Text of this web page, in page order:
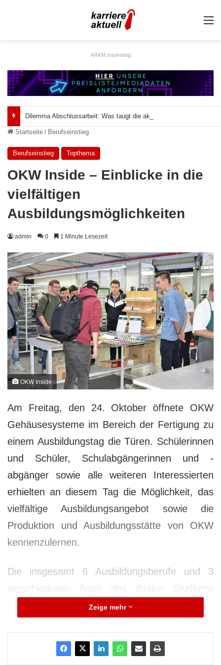
ARKM.marketing
Startseite / Berufseinstieg
Berufseinstieg Topthema
OKW Inside – Einblicke in die
vielfältigen
Ausbildungsmöglichkeiten
admin 0 1 Minute Lesezeit
OKW Inside
Am Freitag, den 24. Oktober öffnete OKW
Gehäusesysteme im Bereich der Fertigung zu
einem Ausbildungstag die Türen. Schülerinnen
und Schüler, Schulabgängerinnen und -
abgänger sowie alle weiteren Interessierten
erhielten an diesem Tag die Möglichkeit, das
vielfältige Ausbildungsangebot sowie die
Produktion und Ausbildungsstätte von OKW
kennenzulernen.
Die insgesamt 6 Ausbildungsberufe und 3
verschiedenen Arten des dualen Studiums
wurden von den Auszubildenden und
Einblicke in das Berufsfeld / Studium, ihre
anfallenden Tätigkeiten sowie ihre
Zeige mehr